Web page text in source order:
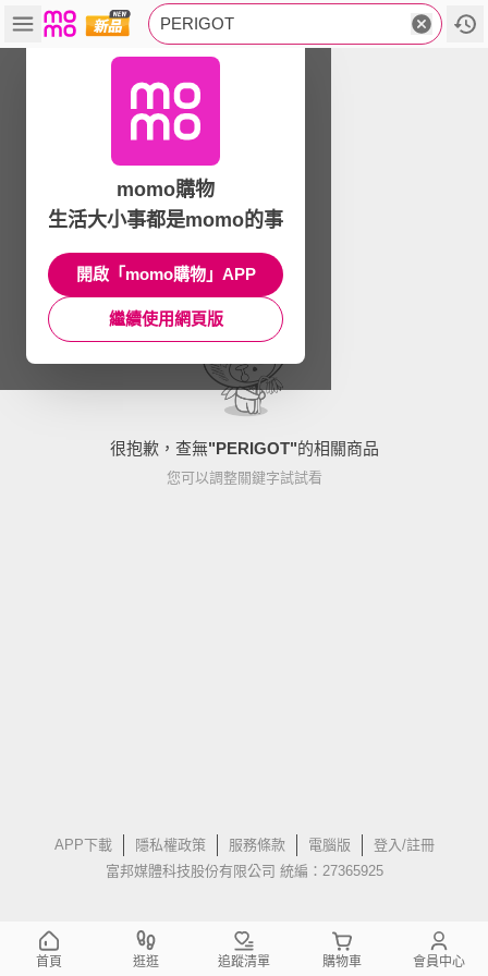
PERIGOT
很抱歉，查無"PERIGOT"的相關商品
您可以調整關鍵字試試看
APP下載 隱私權政策 服務條款 電腦版
登入/註冊
富邦媒體科技股份有限公司 統編：27365925
momo購物
生活大小事都是momo的事
開啟「momo購物」APP
繼續使用網頁版
首頁 逛逛 追蹤清單 購物車 會員中心